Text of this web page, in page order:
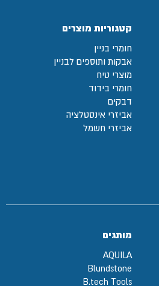
קטגוריות מוצרים
חומרי בניין
אבקות ותוספים לבניין
מוצרי טיח
חומרי בידוד
דבקים
אביזרי אינסטלציה
אביזרי חשמל
מותגים
AQUILA
Blundstone
B.tech Tools